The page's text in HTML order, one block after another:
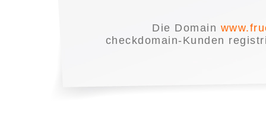
Die Domain
checkdomain-Kunden